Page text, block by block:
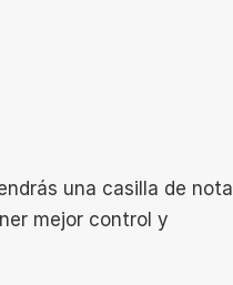
una casilla de
mejor control y